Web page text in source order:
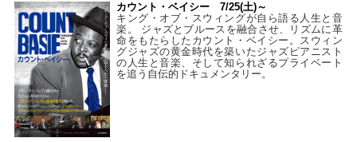
カウント・ベイシー 7/25(土)～
キング・オブ・スウィングが自ら語る人生と音
楽。 ジャズとブルースを融合させ、リズムに革
命をもたらしたカウント・ベイシー。スウィン
グジャズの黄金時代を築いたジャズピアニスト
の人生と音楽、そして知られざるプライベート
を追う自伝的ドキュメンタリー。